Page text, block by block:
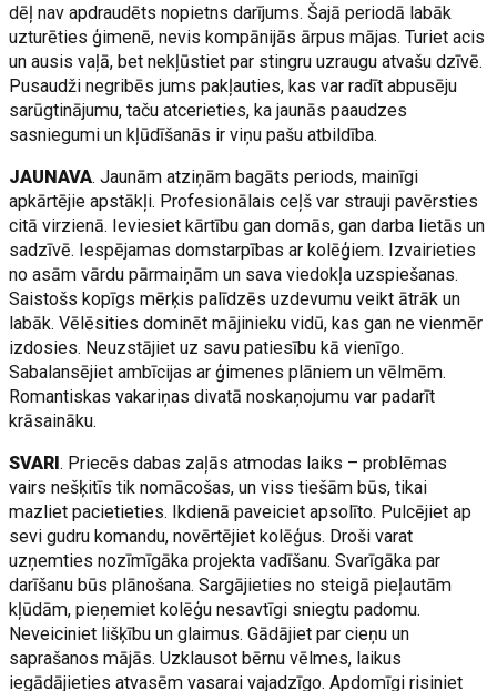
dēļ nav apdraudēts nopietns darījums. Šajā periodā labāk
uzturēties ģimenē, nevis kompānijās ārpus mājas. Turiet acis
un ausis vaļā, bet nekļūstiet par stingru uzraugu atvašu dzīvē.
Pusaudži negribēs jums pakļauties, kas var radīt abpusēju
sarūgtinājumu, taču atcerieties, ka jaunās paaudzes
sasniegumi un kļūdīšanās ir viņu pašu atbildība.
JAUNAVA. Jaunām atziņām bagāts periods, mainīgi
apkārtējie apstākļi. Profesionālais ceļš var strauji pavērsties
citā virzienā. Ieviesiet kārtību gan domās, gan darba lietās un
sadzīvē. Iespējamas domstarpības ar kolēģiem. Izvairieties
no asām vārdu pārmaiņām un sava viedokļa uzspiešanas.
Saistošs kopīgs mērķis palīdzēs uzdevumu veikt ātrāk un
labāk. Vēlēsities dominēt mājinieku vidū, kas gan ne vienmēr
izdosies. Neuzstājiet uz savu patiesību kā vienīgo.
Sabalansējiet ambīcijas ar ģimenes plāniem un vēlmēm.
Romantiskas vakariņas divatā noskaņojumu var padarīt
krāsaināku.
SVARI. Priecēs dabas zaļās atmodas laiks – problēmas
vairs nešķitīs tik nomācošas, un viss tiešām būs, tikai
mazliet pacietieties. Ikdienā paveiciet apsolīto. Pulcējiet ap
sevi gudru komandu, novērtējiet kolēģus. Droši varat
uzņemties nozīmīgāka projekta vadīšanu. Svarīgāka par
darīšanu būs plānošana. Sargājieties no steigā pieļautām
kļūdām, pieņemiet kolēģu nesavtīgi sniegtu padomu.
Neveiciniet lišķību un glaimus. Gādājiet par cieņu un
saprašanos mājās. Uzklausot bērnu vēlmes, laikus
iegādājieties atvasēm vasarai vajadzīgo. Apdomīgi risiniet